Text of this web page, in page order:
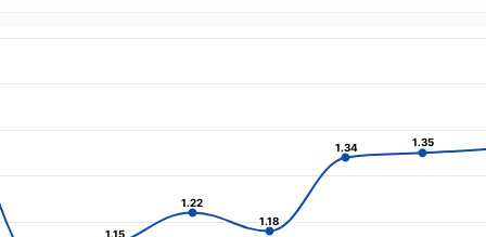
1.15
1.15
1.22
1.22
1.18
1.18
1.34
1.34 1.35
1.35